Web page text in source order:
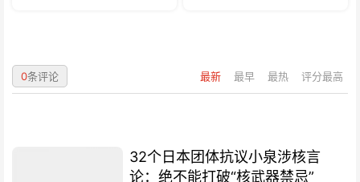
最新 最早 最热 评分最高
0条评论
32个日本团体抗议小泉涉核言
论：绝不能打破“核武器禁忌”